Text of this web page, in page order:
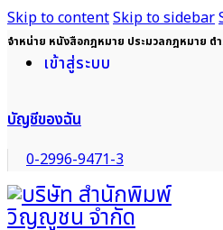
Skip to contentSkip to sidebar
จำหน่าย หนังสือกฎหมาย ประมวลกฎหมาย ต
เข้าสู่ระบบ
บัญชีของฉัน
0-2996-9471-3